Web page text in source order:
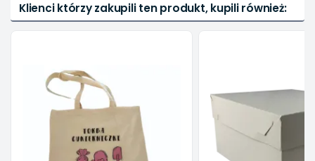
Klienci którzy zakupili ten produkt, kupili również: